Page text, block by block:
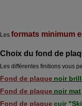
Les formats minimum
Choix du fond de
Les différentes finitions vous
Fond de plaque noir
Fond de plaque noir mat
Fond de plaquecuir